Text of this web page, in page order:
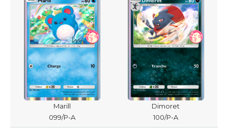
Marill
099/P-A
Dimoret
100/P-A